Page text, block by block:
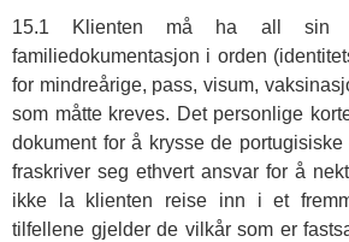
15.1 Klienten må ha all sin
familiedokumentasjon i orden
for mindreårige, pass, visum,
som måtte kreves. Det personlige
dokument for å krysse de portugisiske
fraskriver seg ethvert ansvar for å
ikke la klienten reise inn i et
tilfellene gjelder de vilkår som er